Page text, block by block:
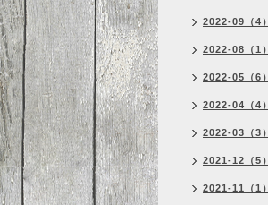
2022-09（4）
2022-08（1）
2022-05（6）
2022-04（4）
2022-03（3）
2021-12（5）
2021-11（1）